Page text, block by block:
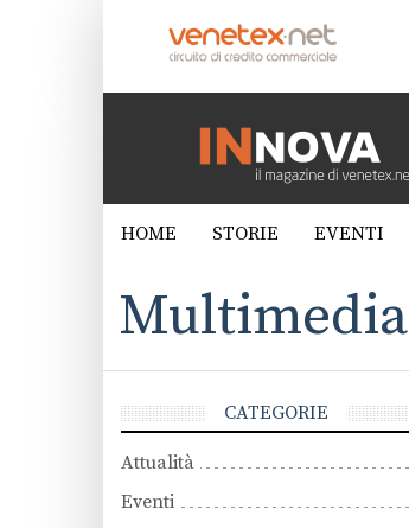
HOME STORIE EVENTI
Multimedia
CATEGORIE
Attualità
Eventi